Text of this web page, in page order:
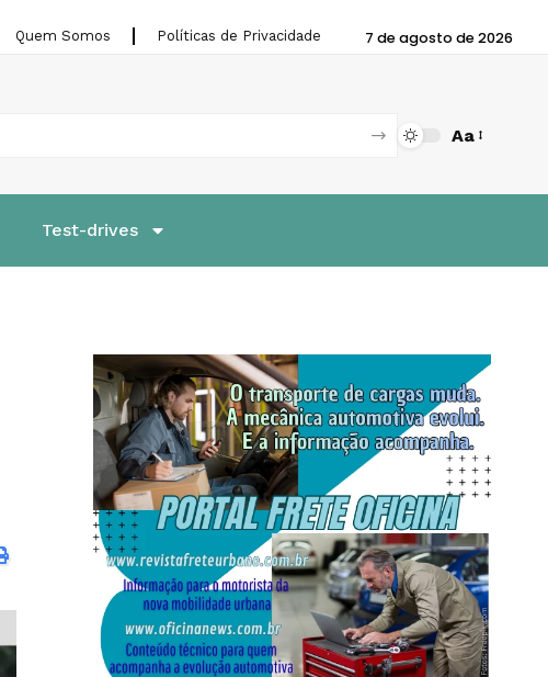
Quem Somos Políticas de Privacidade 7 de agosto de 2026
Aa
Test-drives